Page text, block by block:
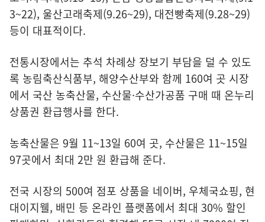
3~22), 울산고래축제(9.26~29), 대전빵축제(9.28~29)
등이 대표적이다.
전통시장에서는 추석 차례상 장보기 부담을 덜 수 있도
록 농림축산식품부, 해양수산부와 함께 160여 곳 시장
에서 국산 농축산물, 수산물·수산가공품 구매 때 온누리
상품권 환급행사를 한다.
농축산물은 9월 11~13일 60여 곳, 수산물은 11~15일
97곳에서 최대 2만 원 환급해 준다.
전국 시장의 500여 점포 상품을 네이버, 우체국쇼핑, 현
대이지웰, 배민 등 온라인 플랫폼에서 최대 30% 할인